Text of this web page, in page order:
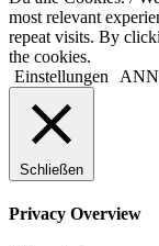
most relevant
repeat visits. By
the cookies.
Einstellungen
Schließen
Privacy Overview